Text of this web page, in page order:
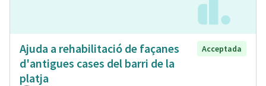
Ajuda a rehabilitació de façanes
d'antigues cases del barri de la
platja
Acceptada